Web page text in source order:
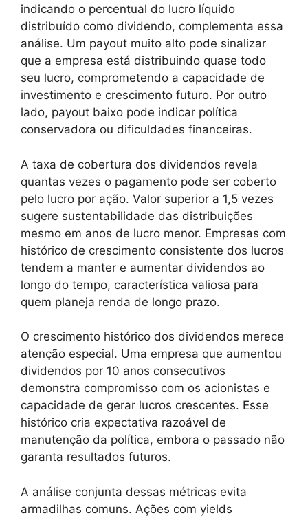
indicando o percentual do lucro líquido
distribuído como dividendo, complementa essa
análise. Um payout muito alto pode sinalizar
que a empresa está distribuindo quase todo
seu lucro, comprometendo a capacidade de
investimento e crescimento futuro. Por outro
lado, payout baixo pode indicar política
conservadora ou dificuldades financeiras.
A taxa de cobertura dos dividendos revela
quantas vezes o pagamento pode ser coberto
pelo lucro por ação. Valor superior a 1,5 vezes
sugere sustentabilidade das distribuições
mesmo em anos de lucro menor. Empresas com
histórico de crescimento consistente dos lucros
tendem a manter e aumentar dividendos ao
longo do tempo, característica valiosa para
quem planeja renda de longo prazo.
O crescimento histórico dos dividendos merece
atenção especial. Uma empresa que aumentou
dividendos por 10 anos consecutivos
demonstra compromisso com os acionistas e
capacidade de gerar lucros crescentes. Esse
histórico cria expectativa razoável de
manutenção da política, embora o passado não
garanta resultados futuros.
A análise conjunta dessas métricas evita
armadilhas comuns. Ações com yields